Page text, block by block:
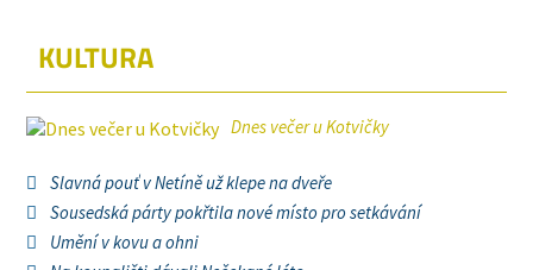
KULTURA
Dnes večer u Kotvičky
Slavná pouť v Netíně už klepe na dveře
Sousedská párty pokřtila nové místo pro setkávání
Umění v kovu a ohni